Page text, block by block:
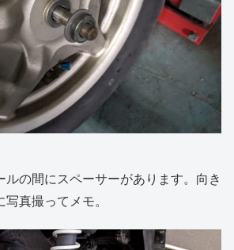
ルの間にスペーサーがあります。向き
真撮ってメモ。